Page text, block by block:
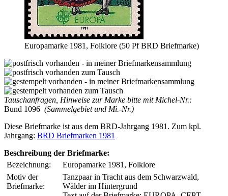
Europamarke 1981, Folklore (50 Pf BRD Briefmarke)
Tauschanfragen, Hinweise zur Marke bitte mit Michel-Nr.:
Bund 1096 (Sammelgebiet und Mi.-Nr.)
Diese Briefmarke ist aus dem BRD-Jahrgang 1981. Zum kpl.
Jahrgang: BRD Briefmarken 1981
Beschreibung der Briefmarke:
Bezeichnung:
Europamarke 1981, Folklore
Motiv der
Briefmarke:
Tanzpaar in Tracht aus dem Schwarzwald,
Wälder im Hintergrund